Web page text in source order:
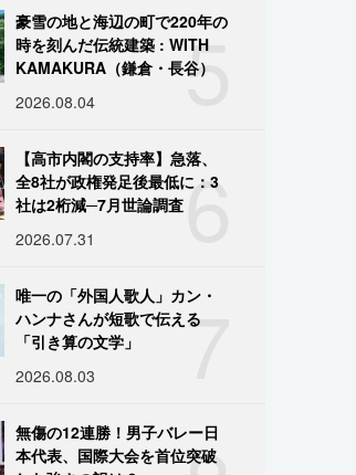
5
豪雪の地と海辺の町で220年の
時を刻んだ伝統建築 : WITH
KAMAKURA（鎌倉・長谷）
2026.08.04
6
【高市内閣の支持率】急落、
全8社が政権発足後最低に：3
社は2桁減─7月世論調査
2026.07.31
7
唯一の「外国人歌人」カン・
ハンナさんが短歌で伝える
「引き算の文学」
2026.08.03
無傷の12連勝！男子バレー日
本代表、国際大会を首位突破